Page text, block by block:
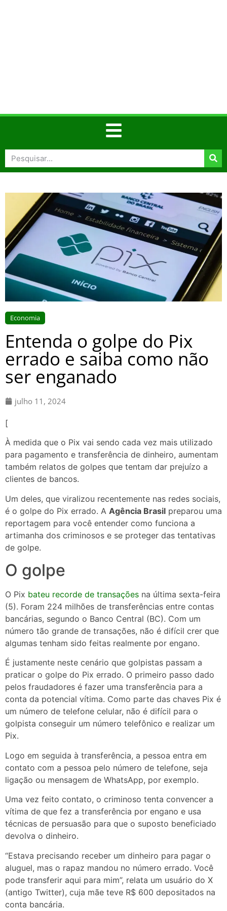
Economia
Entenda o golpe do Pix
errado e saiba como não
ser enganado
julho 11, 2024
[
À medida que o Pix vai sendo cada vez mais utilizado
para pagamento e transferência de dinheiro, aumentam
também relatos de golpes que tentam dar prejuízo a
clientes de bancos.
Um deles, que viralizou recentemente nas redes sociais,
é o golpe do Pix errado. A Agência Brasil preparou uma
reportagem para você entender como funciona a
artimanha dos criminosos e se proteger das tentativas
de golpe.
O golpe
O Pix bateu recorde de transações na última sexta-feira
(5). Foram 224 milhões de transferências entre contas
bancárias, segundo o Banco Central (BC). Com um
número tão grande de transações, não é difícil crer que
algumas tenham sido feitas realmente por engano.
É justamente neste cenário que golpistas passam a
praticar o golpe do Pix errado. O primeiro passo dado
pelos fraudadores é fazer uma transferência para a
conta da potencial vítima. Como parte das chaves Pix é
um número de telefone celular, não é difícil para o
golpista conseguir um número telefônico e realizar um
Pix.
Logo em seguida à transferência, a pessoa entra em
contato com a pessoa pelo número de telefone, seja
ligação ou mensagem de WhatsApp, por exemplo.
Uma vez feito contato, o criminoso tenta convencer a
vítima de que fez a transferência por engano e usa
técnicas de persuasão para que o suposto beneficiado
devolva o dinheiro.
“Estava precisando receber um dinheiro para pagar o
aluguel, mas o rapaz mandou no número errado. Você
pode transferir aqui para mim”, relata um usuário do X
(antigo Twitter), cuja mãe teve R$ 600 depositados na
conta bancária.